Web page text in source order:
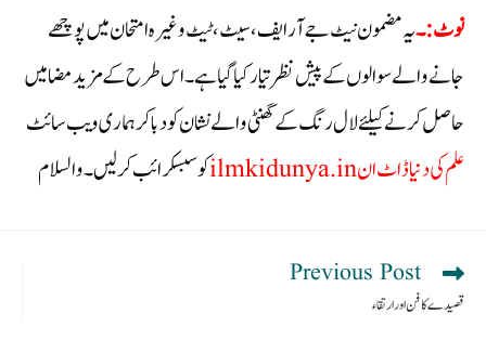
نوٹ:۔یہ مضمون نیٹ جے آر ایف،سیٹ،ٹیٹ وغیرہ امتحان میں پوچھے
جانے والے سوالوں کے پیش نظر تیار کیا گیا ہے۔ اس طرح کے مزید مضامیں
حاصل کرنے کیلئے لال رنگ کے گھنٹی والے نشان کو دبا کر ہماری ویب سائٹ
علم کی دنیا ڈاٹ انilmkidunya.inکو سبسکرائب کر لیں۔ والسلام
Previous Post
قصیدے کا فن اور ارتقاء